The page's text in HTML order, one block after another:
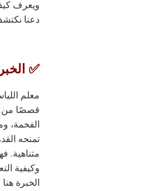
ويعرف
دعنا
✅
معلم
قصصًا من
الفخمة،
تمنحه
متناهية.
وكيفية
الخبرة